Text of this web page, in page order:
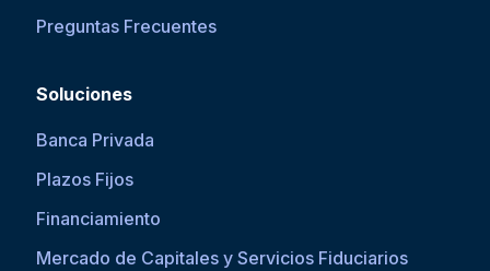
Preguntas Frecuentes
Soluciones
Banca Privada
Plazos Fijos
Financiamiento
Mercado de Capitales y Servicios Fiduciarios